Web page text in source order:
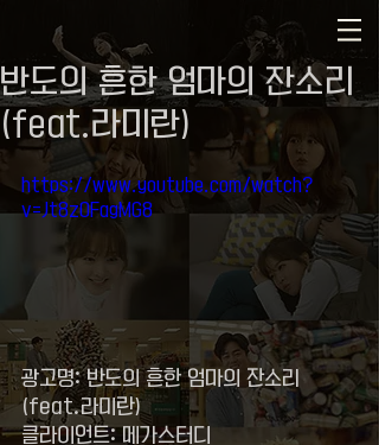
반도의 흔한 엄마의 잔소리
(feat.라미란)
https://www.youtube.com/watch?
v=Jt8zOFagMG8
광고명: 반도의 흔한 엄마의 잔소리
(feat.라미란)
클라이언트: 메가스터디